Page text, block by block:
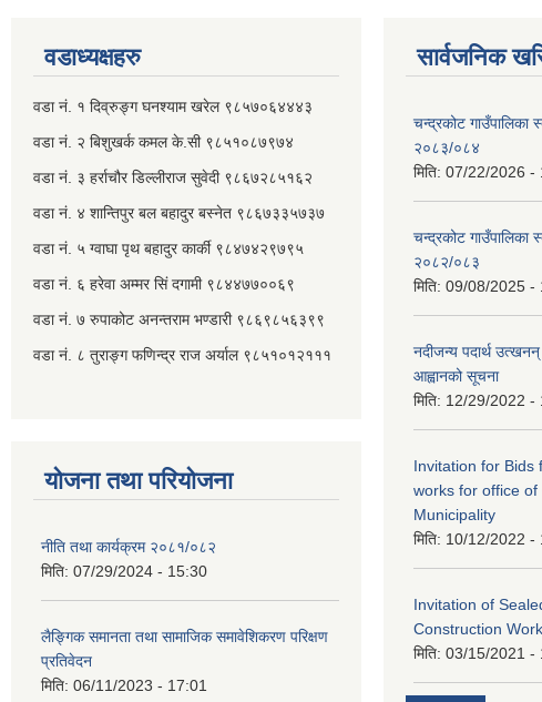
वडाध्यक्षहरु
वडा नं. १ दिव्रुङ्ग घनश्याम खरेल ९८५७०६४४४३
वडा नं. २ ‌‍बिशुखर्क कमल के.सी ९८५१०८७९७४
वडा नं. ३ हर्राचौर डिल्लीराज सुवेदी ९८६७२८५१६२
वडा नं. ४ शान्तिपुर बल बहादुर बस्नेत​ ९८६७३३५७३७
वडा नं. ५ ग्वाघा पृथ बहादुर कार्की ९८४७४२९७९५
वडा नं. ६ हरेवा अम्मर सिं दगामी​ ९८४४७७००६९
वडा नं. ७ ‌‍रुपाकोट अनन्तराम भण्डारी ९८६९८५६३९९
वडा नं. ८ तुराङ्ग फणिन्द्र राज अर्याल ९८५१०१२१११
योजना तथा परियोजना
नीति तथा कार्यक्रम २०८१/०८२
मिति: 07/29/2024 - 15:30
लैङ्गिक समानता तथा सामाजिक समावेशिकरण परिक्षण
प्रतिवेदन
मिति: 06/11/2023 - 17:01
सार्वजनिक
चन्द्रकोट गाउँपालिका
२०८३/०८४
मिति: 07/22/2026 -
चन्द्रकोट गाउँपालिका
२०८२/०८३
मिति: 09/08/2025 -
नदीजन्य पदार्थ उत्खनन्
आह्वानको सूचना
मिति: 12/29/2022 -
Invitation for Bids
works for office
Municipality
मिति: 10/12/2022 -
Invitation of
Construction Work
मिति: 03/15/2021 -